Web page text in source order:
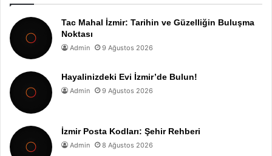
Tac Mahal İzmir: Tarihin ve Güzelliğin Buluşma
Noktası
Admin 9 Ağustos 2026
Hayalinizdeki Evi İzmir’de Bulun!
Admin 9 Ağustos 2026
İzmir Posta Kodları: Şehir Rehberi
Admin 8 Ağustos 2026